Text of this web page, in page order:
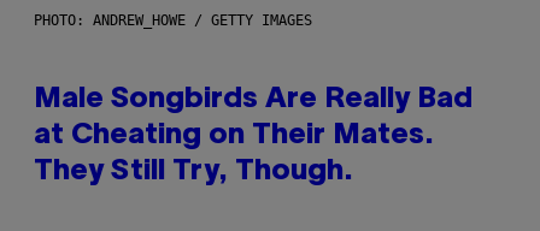
PHOTO: ANDREW_HOWE / GETTY IMAGES
Male Songbirds Are Really Bad
at Cheating on Their Mates.
They Still Try, Though.